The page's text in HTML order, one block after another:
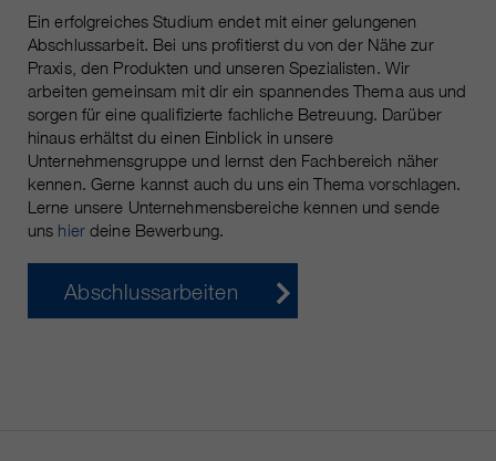
Ein erfolgreiches Studium endet mit einer gelungenen
Abschlussarbeit. Bei uns profitierst du von der Nähe zur
Praxis, den Produkten und unseren Spezialisten. Wir
arbeiten gemeinsam mit dir ein spannendes Thema aus und
sorgen für eine qualifizierte fachliche Betreuung. Darüber
hinaus erhältst du einen Einblick in unsere
Unternehmensgruppe und lernst den Fachbereich näher
kennen. Gerne kannst auch du uns ein Thema vorschlagen.
Lerne unsere Unternehmensbereiche kennen und sende
uns hierdeine Bewerbung.
Abschlussarbeiten